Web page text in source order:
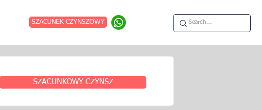
SZACUNEK CZYNSZOWY
SZACUNKOWY CZYNSZ